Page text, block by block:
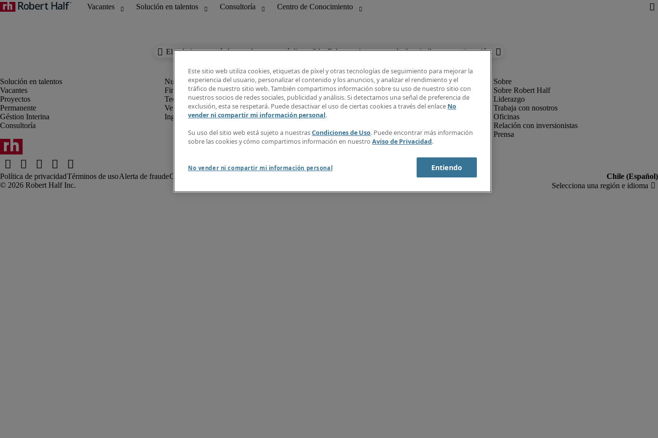
El trabajo que estás buscando ya no está disponible. Echa un vistazo a resultados similares a continuación.
Vacantes
Proyectos
Permanente
Géstion Interina
Consultoría
Finanzas y Contabilidad
Tecnología de la Información
Ventas y Marketing
Ingeniería
Guía Salarial
Centro de Conocimiento
Recibe nuestra newsletter
Sobre Robert Half
Liderazgo
Trabaja con nosotros
Oficinas
Relación con inversionistas
Prensa
Política de privacidadTérminos de usoAlerta de fraudeComentarios al webmaster
Este sitio web utiliza cookies, etiquetas de píxel y otras tecnologías de seguimiento para mejorar la
experiencia del usuario, personalizar el contenido y los anuncios, y analizar el rendimiento y el
tráfico de nuestro sitio web. También compartimos información sobre su uso de nuestro sitio con
nuestros socios de redes sociales, publicidad y análisis. Si detectamos una señal de preferencia de
exclusión, esta se respetará. Puede desactivar el uso de ciertas cookies a través del enlace No
vender ni compartir mi información personal.
Su uso del sitio web está sujeto a nuestrasCondiciones de Uso. Puede encontrar más información
sobre las cookies y cómo compartimos información en nuestro Aviso de Privacidad.
No vender ni compartir mi información personal Entiendo